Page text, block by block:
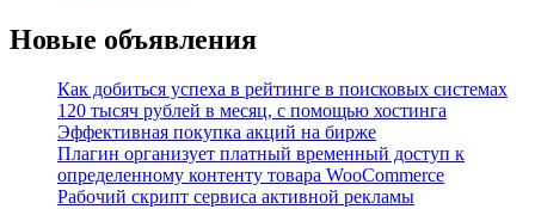
Новые объявления
Как добиться успеха в рейтинге в поисковых системах
120 тысяч рублей в месяц, с помощью хостинга
Эффективная покупка акций на бирже
Плагин организует платный временный доступ к
определенному контенту товара WooCommerce
Рабочий скрипт сервиса активной рекламы